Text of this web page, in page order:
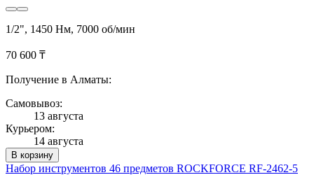
1/2", 1450 Hм, 7000 об/мин
70 600 ₸
Получение в Алматы:
Самовывоз:
13 августа
Курьером:
14 августа
В корзину
Набор инструментов 46 предметов ROCKFORCE RF-2462-5